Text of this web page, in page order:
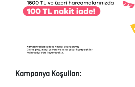
Kampanya Koşulları: